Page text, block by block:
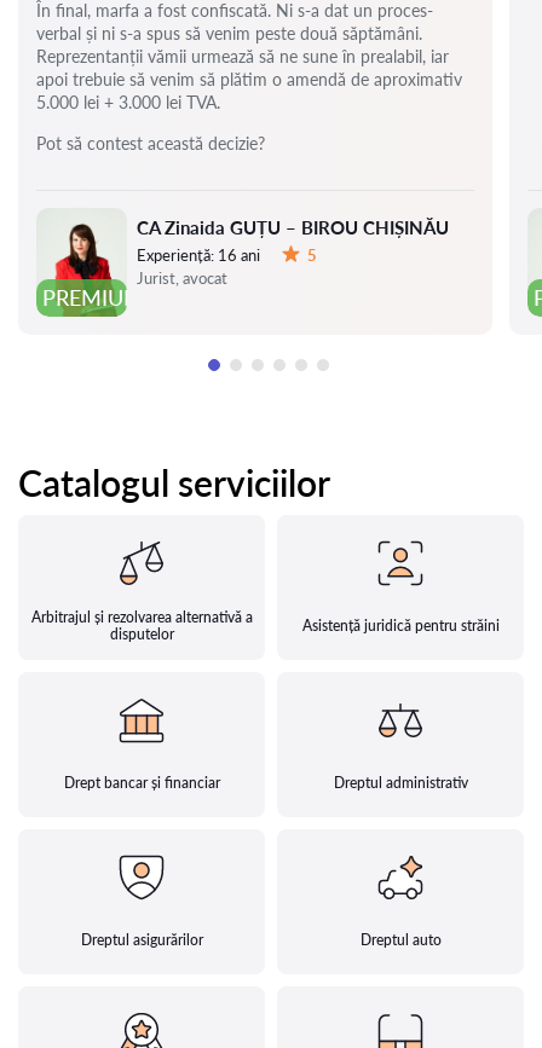
PREMIUM
CA Zinaida GUȚU – BIROU CHIȘINĂU
Experiență: 16 ani
5
Jurist, avocat
În final, marfa a fost confiscată. Ni s-a dat un proces-
verbal și ni s-a spus să venim peste două săptămâni.
Reprezentanții vămii urmează să ne sune în prealabil, iar
apoi trebuie să venim să plătim o amendă de aproximativ
5.000 lei + 3.000 lei TVA.
Pot să contest această decizie?
Catalogul serviciilor
Arbitrajul și rezolvarea alternativă a
disputelor
Asistență juridică pentru străini
Drept bancar și financiar Dreptul administrativ
Dreptul asigurărilor Dreptul auto